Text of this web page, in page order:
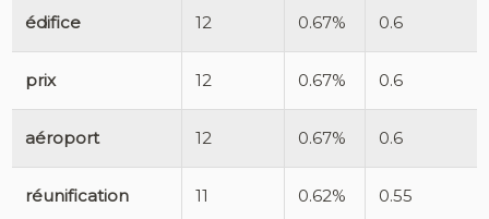
édifice 12 0.67% 0.6
prix 12 0.67% 0.6
aéroport 12 0.67% 0.6
réunification 11 0.62% 0.55